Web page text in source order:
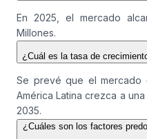
En 2025, el mercado
Millones.
¿Cuál es la tasa de
Se prevé que el mercado
América Latina crezca a
2035.
¿Cuáles son los factores